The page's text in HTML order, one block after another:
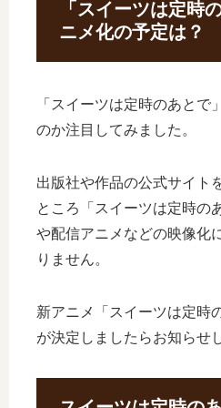
「スイーツは定時
ニメ化の予定は？
「スイーツは定時のあとで
のか注目してみました。
出版社や作品の公式サイト
ところ「スイーツは定時の
や配信アニメなどの映像化
りません。
新アニメ「スイーツは定時
が決定しましたらお知らせ